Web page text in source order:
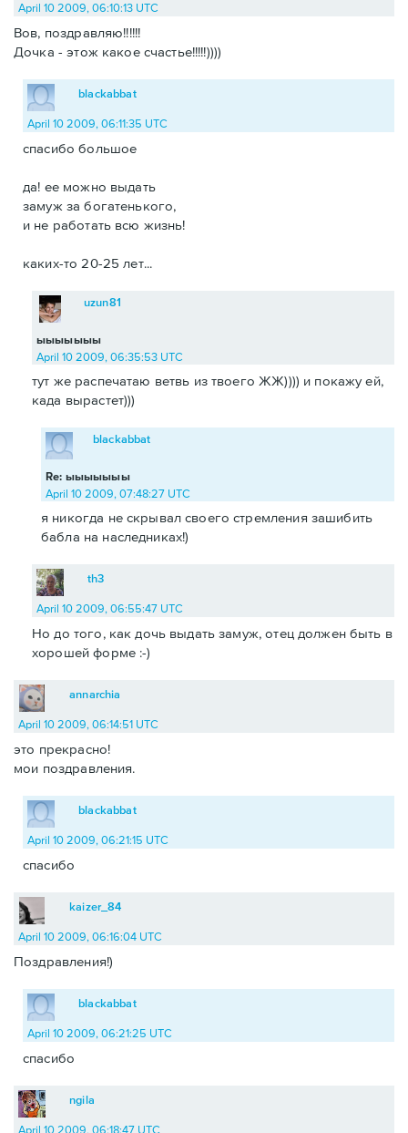
April 10 2009, 06:10:13 UTC
Вов, поздравляю!!!!!!
Дочка - этож какое счастье!!!!!))))
blackabbat
April 10 2009, 06:11:35 UTC
спасибо большое
да! ее можно выдать
замуж за богатенького,
и не работать всю жизнь!
каких-то 20-25 лет...
ыыыыыыы
uzun81
April 10 2009, 06:35:53 UTC
тут же распечатаю ветвь из твоего ЖЖ)))) и покажу ей,
када вырастет)))
Re: ыыыыыыы
blackabbat
April 10 2009, 07:48:27 UTC
я никогда не скрывал своего стремления зашибить
бабла на наследниках!)
th3
April 10 2009, 06:55:47 UTC
Но до того, как дочь выдать замуж, отец должен быть в
хорошей форме :-)
annarchia
April 10 2009, 06:14:51 UTC
это прекрасно!
мои поздравления.
blackabbat
April 10 2009, 06:21:15 UTC
спасибо
kaizer_84
April 10 2009, 06:16:04 UTC
Поздравления!)
blackabbat
April 10 2009, 06:21:25 UTC
спасибо
ngila
April 10 2009, 06:18:47 UTC